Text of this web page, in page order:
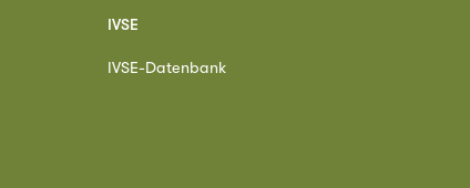
IVSE
IVSE-Datenbank